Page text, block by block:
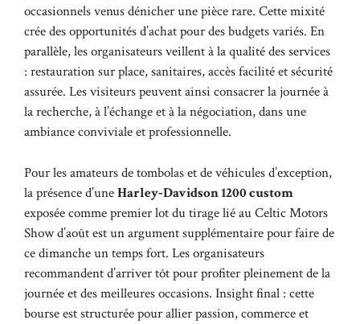
occasionnels venus dénicher une pièce rare. Cette mixité
crée des opportunités d’achat pour des budgets variés. En
parallèle, les organisateurs veillent à la qualité des services
: restauration sur place, sanitaires, accès facilité et sécurité
assurée. Les visiteurs peuvent ainsi consacrer la journée à
la recherche, à l’échange et à la négociation, dans une
ambiance conviviale et professionnelle.
Pour les amateurs de tombolas et de véhicules d’exception,
la présence d’uneHarley‑Davidson 1200 custom
exposée comme premier lot du tirage lié au Celtic Motors
Show d’août est un argument supplémentaire pour faire de
ce dimanche un temps fort. Les organisateurs
recommandent d’arriver tôt pour profiter pleinement de la
journée et des meilleures occasions. Insight final : cette
bourse est structurée pour allier passion, commerce et